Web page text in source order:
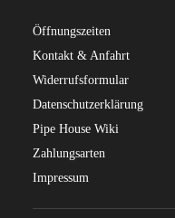
Öffnungszeiten
Kontakt & Anfahrt
Widerrufsformular
Datenschutzerklärung
Pipe House Wiki
Zahlungsarten
Impressum